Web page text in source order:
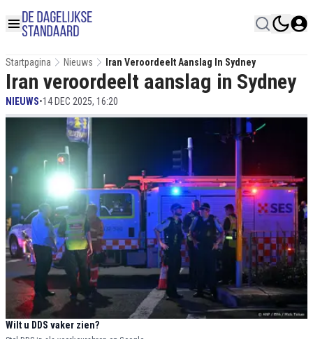
Startpagina Nieuws Iran Veroordeelt Aanslag In Sydney
Iran veroordeelt aanslag in Sydney
NIEUWS•14 DEC 2025, 16:20
Wilt u DDS vaker zien?